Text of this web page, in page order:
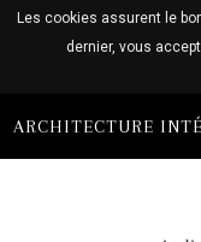
Les cookies assurent le
dernier, vous
ARCHITECTURE